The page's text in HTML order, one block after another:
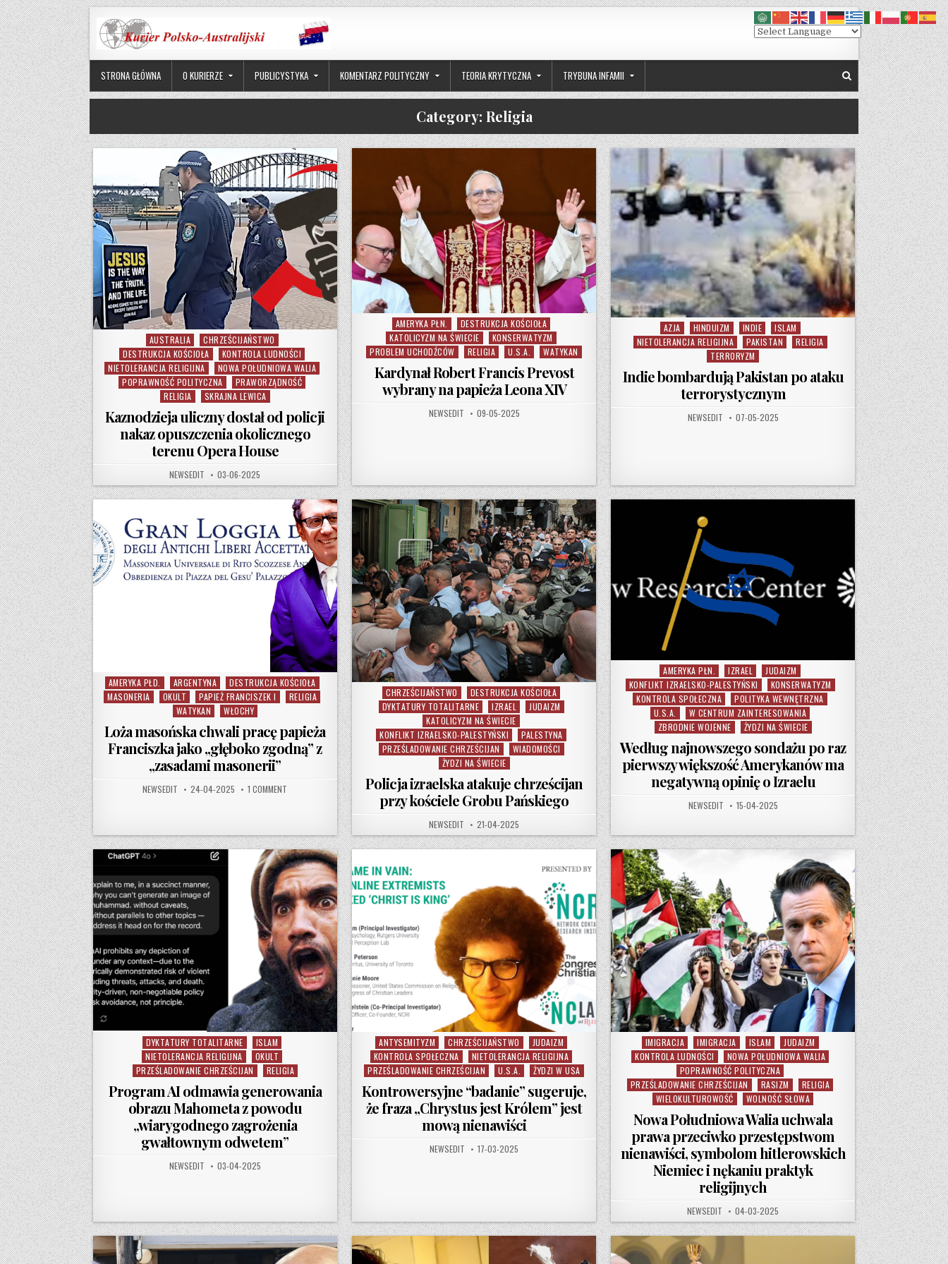
Skip to content
STRONA GŁÓWNA O KURIERZE PUBLICYSTYKA KOMENTARZ POLITYCZNY TEORIA KRYTYCZNA TRYBUNA INFAMII
Category: Religia
Posted in
AUSTRALIA
CHRZEŚCIJAŃSTWO
DESTRUKCJA KOŚCIOŁA
KONTROLA LUDNOŚCI
NIETOLERANCJA RELIGIJNA
NOWA POŁUDNIOWA WALIA
POPRAWNOŚĆ POLITYCZNA
PRAWORZĄDNOŚĆ
RELIGIA
SKRAJNA LEWICA
Kaznodzieja uliczny dostał od policji
nakaz opuszczenia okolicznego
terenu Opera House
AUTHOR:
NEWSEDIT PUBLISHED DATE:
03-06-2025
Posted in
AMERYKA PŁN.
DESTRUKCJA KOŚCIOŁA
KATOLICYZM NA ŚWIECIE
KONSERWATYZM
PROBLEM UCHODŹCÓW
RELIGIA U.S.A. WATYKAN
Kardynał Robert Francis Prevost
wybrany na papieża Leona XIV
AUTHOR:
NEWSEDIT PUBLISHED DATE:
09-05-2025
Posted in
AZJA HINDUIZM INDIE
ISLAM
NIETOLERANCJA RELIGIJNA
PAKISTAN
RELIGIA
TERRORYZM
Indie bombardują Pakistan po ataku
terrorystycznym
AUTHOR:
NEWSEDIT PUBLISHED DATE:
07-05-2025
Posted in
AMERYKA PŁD. ARGENTYNA
DESTRUKCJA KOŚCIOŁA
MASONERIA
OKULT PAPIEŻ FRANCISZEK I
RELIGIA
WATYKAN
WŁOCHY
Loża masońska chwali pracę papieża
Franciszka jako „głęboko zgodną” z
„zasadami masonerii”
AUTHOR:
NEWSEDIT PUBLISHED DATE:
24-04-2025 1 COMMENT ON LOŻA MASOŃSKA CHWALI PRACĘ PAPIEŻA FRANCISZKA JAKO „GŁĘBOKO ZGODNĄ” Z „ZASADAMI MASONERII”
Posted in
CHRZEŚCIJAŃSTWO
DESTRUKCJA KOŚCIOŁA
DYKTATURY TOTALITARNE
IZRAEL
JUDAIZM
KATOLICYZM NA ŚWIECIE
KONFLIKT IZRAELSKO-PALESTYŃSKI
PALESTYNA
PRZEŚLADOWANIE CHRZEŚCIJAN
WIADOMOŚCI
ŻYDZI NA ŚWIECIE
Policja izraelska atakuje chrześcijan
przy kościele Grobu Pańskiego
AUTHOR:
NEWSEDIT PUBLISHED DATE:
21-04-2025
Posted in
AMERYKA PŁN. IZRAEL
JUDAIZM
KONFLIKT IZRAELSKO-PALESTYŃSKI
KONSERWATYZM
KONTROLA SPOŁECZNA
POLITYKA WEWNĘTRZNA
U.S.A.
W CENTRUM ZAINTERESOWANIA
ZBRODNIE WOJENNE
ŻYDZI NA ŚWIECIE
Według najnowszego sondażu po raz
pierwszy większość Amerykanów ma
negatywną opinię o Izraelu
AUTHOR:
NEWSEDIT PUBLISHED DATE:
15-04-2025
Posted in
DYKTATURY TOTALITARNE
ISLAM
NIETOLERANCJA RELIGIJNA
OKULT
PRZEŚLADOWANIE CHRZEŚCIJAN
RELIGIA
Program AI odmawia generowania
obrazu Mahometa z powodu
„wiarygodnego zagrożenia
gwałtownym odwetem”
AUTHOR:
NEWSEDIT PUBLISHED DATE:
03-04-2025
Posted in
ANTYSEMITYZM CHRZEŚCIJAŃSTWO
JUDAIZM
KONTROLA SPOŁECZNA
NIETOLERANCJA RELIGIJNA
PRZEŚLADOWANIE CHRZEŚCIJAN
U.S.A. ŻYDZI W USA
Kontrowersyjne “badanie” sugeruje,
że fraza „Chrystus jest Królem” jest
mową nienawiści
AUTHOR:
NEWSEDIT PUBLISHED DATE:
17-03-2025
Posted in
IMIGRACJA IMIGRACJA ISLAM
JUDAIZM
KONTROLA LUDNOŚCI
NOWA POŁUDNIOWA WALIA
POPRAWNOŚĆ POLITYCZNA
PRZEŚLADOWANIE CHRZEŚCIJAN
RASIZM
RELIGIA
WIELOKULTUROWOŚĆ
WOLNOŚĆ SŁOWA
Nowa Południowa Walia uchwala
prawa przeciwko przestępstwom
nienawiści, symbolom hitlerowskich
Niemiec i nękaniu praktyk
religijnych
AUTHOR:
NEWSEDIT PUBLISHED DATE:
04-03-2025